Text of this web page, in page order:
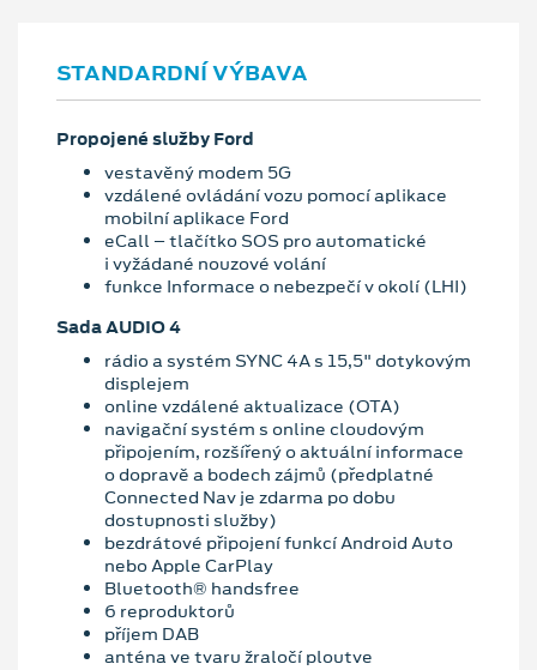
STANDARDNÍ VÝBAVA
Propojené služby Ford
vestavěný modem 5G
vzdálené ovládání vozu pomocí aplikace
mobilní aplikace Ford
eCall – tlačítko SOS pro automatické
i vyžádané nouzové volání
funkce Informace o nebezpečí v okolí (LHI)
Sada AUDIO 4
rádio a systém SYNC 4A s 15,5" dotykovým
displejem
online vzdálené aktualizace (OTA)
navigační systém s online cloudovým
připojením, rozšířený o aktuální informace
o dopravě a bodech zájmů (předplatné
Connected Nav je zdarma po dobu
dostupnosti služby)
bezdrátové připojení funkcí Android Auto
nebo Apple CarPlay
Bluetooth® handsfree
6 reproduktorů
příjem DAB
anténa ve tvaru žraločí ploutve